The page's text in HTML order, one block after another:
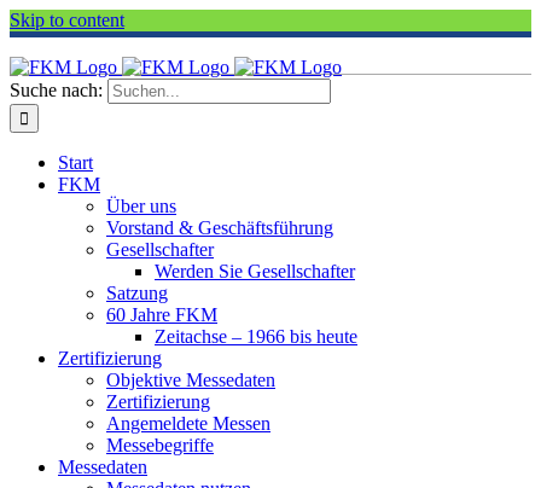
Skip to content
Suche nach:
Start
FKM
Über uns
Vorstand & Geschäftsführung
Gesellschafter
Werden Sie Gesellschafter
Satzung
60 Jahre FKM
Zeitachse – 1966 bis heute
Zertifizierung
Objektive Messedaten
Zertifizierung
Angemeldete Messen
Messebegriffe
Messedaten